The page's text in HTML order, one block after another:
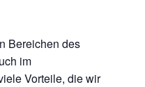
Bereichen des
im
Vorteile, die wir